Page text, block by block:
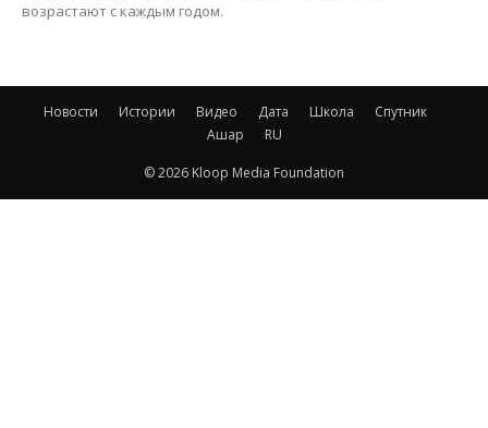
возрастают с каждым годом.
Новости Истории Видео Дата Школа
Спутник
Ашар
RU
© 2026 Kloop Media Foundation